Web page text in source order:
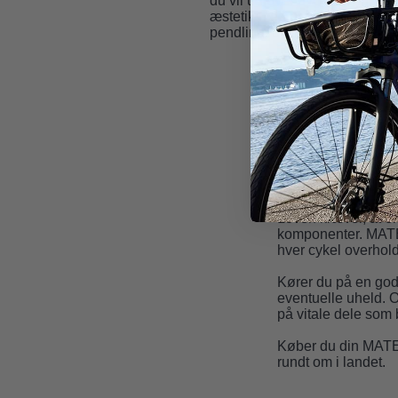
æstetik med praktisk
pendling, bykørsel og fritid.
De danske
og øvrige
danske veje.
Loven kræver, at
komponenter.
hver cykel
Kører du på en
eventuelle uheld.
på vitale dele som
Køber du din
rundt om i landet.